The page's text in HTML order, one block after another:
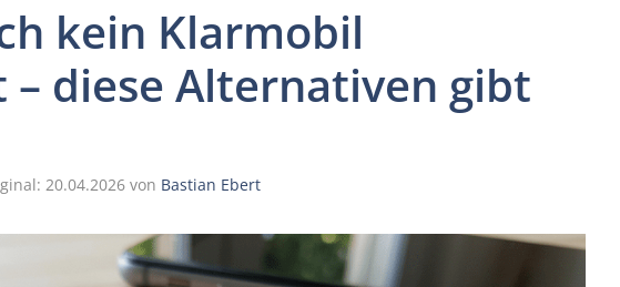
kein Klarmobil
– diese Alternativen gibt
20.04.2026 von Bastian Ebert